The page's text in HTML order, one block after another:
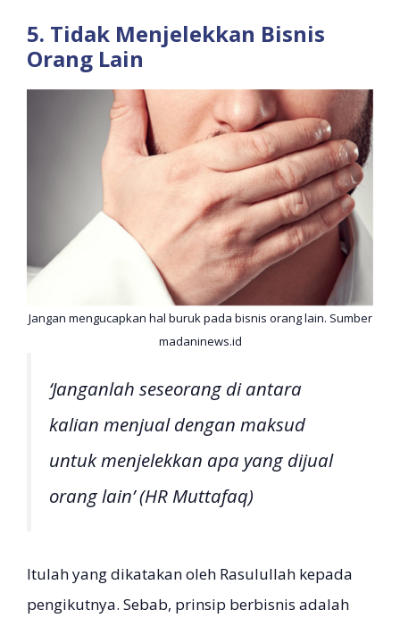
5. Tidak Menjelekkan Bisnis
Orang Lain
Jangan mengucapkan hal buruk pada bisnis orang lain. Sumber
madaninews.id
‘Janganlah seseorang di antara
kalian menjual dengan maksud
untuk menjelekkan apa yang dijual
orang lain’ (HR Muttafaq)
Itulah yang dikatakan oleh Rasulullah kepada
pengikutnya. Sebab, prinsip berbisnis adalah